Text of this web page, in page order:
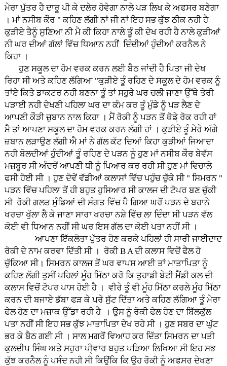
ਮੇਰਾ ਪੁੱਤਰ ਹੈ ਦਾਰੂ ਪੀ ਕੇ ਦਲੇਰ ਹੋਵੇਗਾ ਨਾਲੇ ਪੜ ਲਿਖ ਕੇ ਅਫਸਰ ਬਣੇਗਾ
। ਮਾਂ ਨਸੀਬ ਕੌਰ " ਕਹਿਣ ਲੱਗੀ ਨਾਂ ਜੀ ਨਾਂ ਇਹ ਸਭ ਕੁੱਝ ਠੀਕ ਨਹੀ ਹੈ
ਕੁੜੀਏ ਤੈਨੂੰ ਸੁਣਿਆ ਨੀ ਮੈ ਕੀ ਕਿਹਾ ਨਾਲੇ ਤੂੰ ਕੀ ਦੇਖ ਰਹੀ ਹੈ ਨਾਲੇ ਕੁੜੀਆਂ
ਨੀ ਘਰ ਦੀਆਂ ਗੱਲਾਂ ਵਿੱਚ ਧਿਆਨ ਨਹੀਂ ਦਿੰਦੀਆਂ ਹੁੰਦੀਆਂ ਕਰਨੈਲ ਨੇ
ਕਿਹਾ ।
ਹੁਣ ਸਕੂਲ ਦਾ ਹੋਮ ਵਰਕ ਕਰਨ ਲਈ ਬੈਠ ਜਾਂਦੀ ਹੈ ਪਿਤਾ ਜੀ ਦੇਖ
ਰਿਹਾ ਸੀ ਅਤੇ ਕਹਿਣ ਲੱਗਿਆ "ਕੁੜੀਏ ਤੂੰ ਰਹਿਣ ਦੇ ਸਕੂਲ ਦੇ ਹੋਮ ਵਰਕ ਨੂੰ
ਤਾਂਏ ਕਿਤੇ ਡਾਕਟਰ ਨਹੀ ਬਣਨਾ ਤੂੰ ਤਾਂ ਸਹੁਰੇ ਘਰ ਚਲੀ ਜਾਣਾ ਉੱਥੇ ਤੇਰੀ
ਪੜਾਈ ਨਹੀ ਦੇਖਣੀ ਪਹਿਲਾ ਘਰ ਦਾ ਕੰਮ ਕਰ ਤੂੰ ਮੁੰਡੇ ਨੂੰ ਪੜ ਲੈਣ ਦੇ
ਆਪਣੀ ਕੌੜੀ ਜ਼ੁਬਾਨ ਨਾਲ ਕਿਹਾ । ਮੈਂ ਰੋਕੀ ਨੂੰ ਪੜਨ ਤੋਂ ਥੋਡ਼ੇ ਰੋਕ ਰਹੀ ਹਾਂ
ਮੈ ਤਾਂ ਆਪਣਾ ਸਕੂਲ ਦਾ ਹੋਮ ਵਰਕ ਕਰਨ ਲੱਗੀ ਹਾਂ । ਕੁੜੀਏ ਤੂੰ ਮੇਰੇ ਅੱਗੇ
ਜ਼ਬਾਨ ਲੜਾਉਣ ਲੱਗੀ ਐ ਮਾਂ ਨੇ ਗੱਲ ਕੱਟ ਦਿਆਂ ਕਿਹਾ ਕੁੜੀਆਂ ਜਿਆਦਾ
ਨਹੀ ਬੋਲਦੀਆਂ ਹੁੰਦੀਆਂ ਤੂੰ ਰਹਿਣ ਦੇ ਪੜਨ ਨੂੰ ਹੁਣ ਮਾਂ ਨਸੀਬ ਕੌਰ ਬੇਵੱਸ
ਮਜ਼ਬੂਰ ਸੀ ਅੰਦਰੋਂ ਆਪਣੀ ਧੀ ਨੂੰ ਪਿਆਰ ਕਰ ਰਹੀ ਸੀ ਹੁਣ ਮਾਂ ਵਿਚਾਲੇ
ਫਸੀ ਹੋਈ ਸੀ । ਹੁਣ ਦੋਵੇਂ ਵੱਡੀਆਂ ਕਲਾਸਾਂ ਵਿੱਚ ਪਹੁੰਚ ਚੁੱਕੇ ਸੀ " ਸਿਮਰਨ "
ਪੜਨ ਵਿੱਚ ਪਹਿਲਾ ਤੋਂ ਹੀ ਬਹੁਤ ਹੁਸਿਆਰ ਸੀ ਕਾਲਜ ਦੀ ਟੋਪਰ ਬਣ ਚੁੱਕੀ
ਸੀ ਰੋਕੀ ਗਲਤ ਮੁੰਡਿਆਂ ਦੀ ਸੰਗਤ ਵਿੱਚ ਪੈ ਗਿਆ ਘਰੋਂ ਪੜਨ ਦੇ ਬਹਾਨੇ
ਖਰਚਾ ਖੁੱਲਾ ਲੈ ਕੇ ਜਾਣਾ ਸਾਰਾ ਖਰਚਾ ਨਸ਼ੇ ਵਿੱਚ ਲਾ ਦਿੰਦਾ ਸੀ ਪੜਨ ਵੱਲ
ਕੋਈ ਵੀ ਧਿਆਨ ਨਹੀਂ ਸੀ ਘਰ ਇਸ ਗੱਲ ਦਾ ਕੋਈ ਪਤਾ ਨਹੀਂ ਸੀ ।
ਆਪਣਾ ਇੱਕਲੋਤਾ ਪੁੱਤਰ ਹੋਣ ਕਰਕੇ ਪਹਿਲਾਂ ਹੀ ਸਾਰੀ ਜਾਈਦਾਦ
ਰੋਕੀ ਦੇ ਨਾਮ ਕਰਵਾ ਦਿੱਤੀ ਸੀ । ਰੋਕੀ B A ਦੀ ਕਲਾਸ ਵਿਚੋਂ ਫੈਲ ਹੋ
ਚੁੱਕਿਆ ਸੀ। ਸਿਮਰਨ ਕਾਲਜ ਤੋਂ ਘਰ ਵਾਪਸ ਆਈ ਤਾਂ ਮਾਤਾਪਿਤਾ ਨੂੰ
ਕਹਿਣ ਲੱਗੀ ਤੁਸੀਂ ਪਹਿਲਾਂ ਮੂੰਹ ਮਿੱਠਾ ਕਰੋ ਕਿ ਤੁਹਾਡੀ ਬੇਟੀ ਮੈਂਡੀ ਕਲ ਦੀ
ਕਲਾਸ ਵਿਚੋਂ ਟੋਪਰ ਪਾਸ ਹੋਈ ਹੈ । ਵੀਰੇ ਤੂੰ ਵੀ ਮੂੰਹ ਮਿੱਠਾ ਕਰਲੇ ਮੂੰਹ ਮਿੱਠਾ
ਕਰਨ ਦੀ ਬਜਾਏ ਡੱਬਾ ਫੜ ਕੇ ਪਰੇ ਸੁੱਟ ਦਿੱਤਾ ਅਤੇ ਕਹਿਣ ਲੱਗਿਆ ਤੂੰ ਮੇਰਾ
ਫੇਲ ਹੋਣ ਦਾ ਮਜ਼ਾਕ ਉੱਡਾ ਰਹੀ ਹੈ । ਉਸ ਨੂੰ ਰੋਕੀ ਫੇਲ ਹੋਣ ਦਾ ਬਿੱਲਕੁੱਲ
ਪਤਾ ਨਹੀਂ ਸੀ ਇਹ ਸਭ ਕੁੱਝ ਮਾਤਾਪਿਤਾ ਦੇਖ ਰਹੇ ਸੀ । ਹੁਣ ਸਬਰ ਦਾ ਘੁੱਟ
ਭਰ ਕੇ ਬੈਠ ਗਈ ਸੀ । ਸਾਲ ਮਗਰੋਂ ਵਿਆਹ ਕਰ ਦਿੱਤਾ ਸਿਮਰਨ ਦਾ ਪਤੀ
ਕੁਲਦੀਪ ਸਿੰਘ ਅਤੇ ਸਹੁਰਾ ਪੀੑਵਾਰ ਬਹੁਤ ਪੜਿਆ ਲਿਖਿਆ ਸੀ ਇਹ ਸਭ
ਕੁੱਝ ਕਰਨੈਲ ਨੂੰ ਪਸੰਦ ਨਹੀ ਸੀ ਕਿਉਂਕਿ ਕਿ ਉਹ ਰੋਕੀ ਨੂੰ ਅਫਸਰ ਦੇਖਣਾ